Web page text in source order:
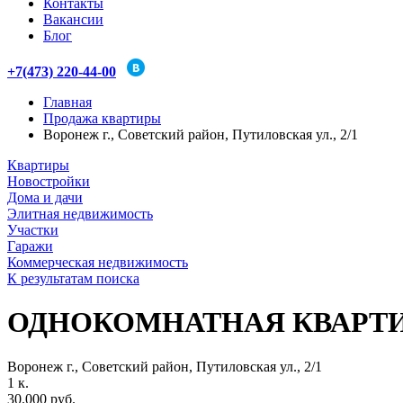
Контакты
Вакансии
Блог
+7(473) 220-44-00
Главная
Продажа квартиры
Воронеж г., Советский район, Путиловская ул., 2/1
Квартиры
Новостройки
Дома и дачи
Элитная недвижимость
Участки
Гаражи
Коммерческая недвижимость
К результатам поиска
ОДНОКОМНАТНАЯ
Воронеж г., Советский район, Путиловская ул., 2/1
1 к.
30.000 руб.